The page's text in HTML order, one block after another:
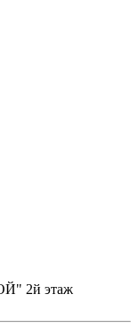
2й этаж